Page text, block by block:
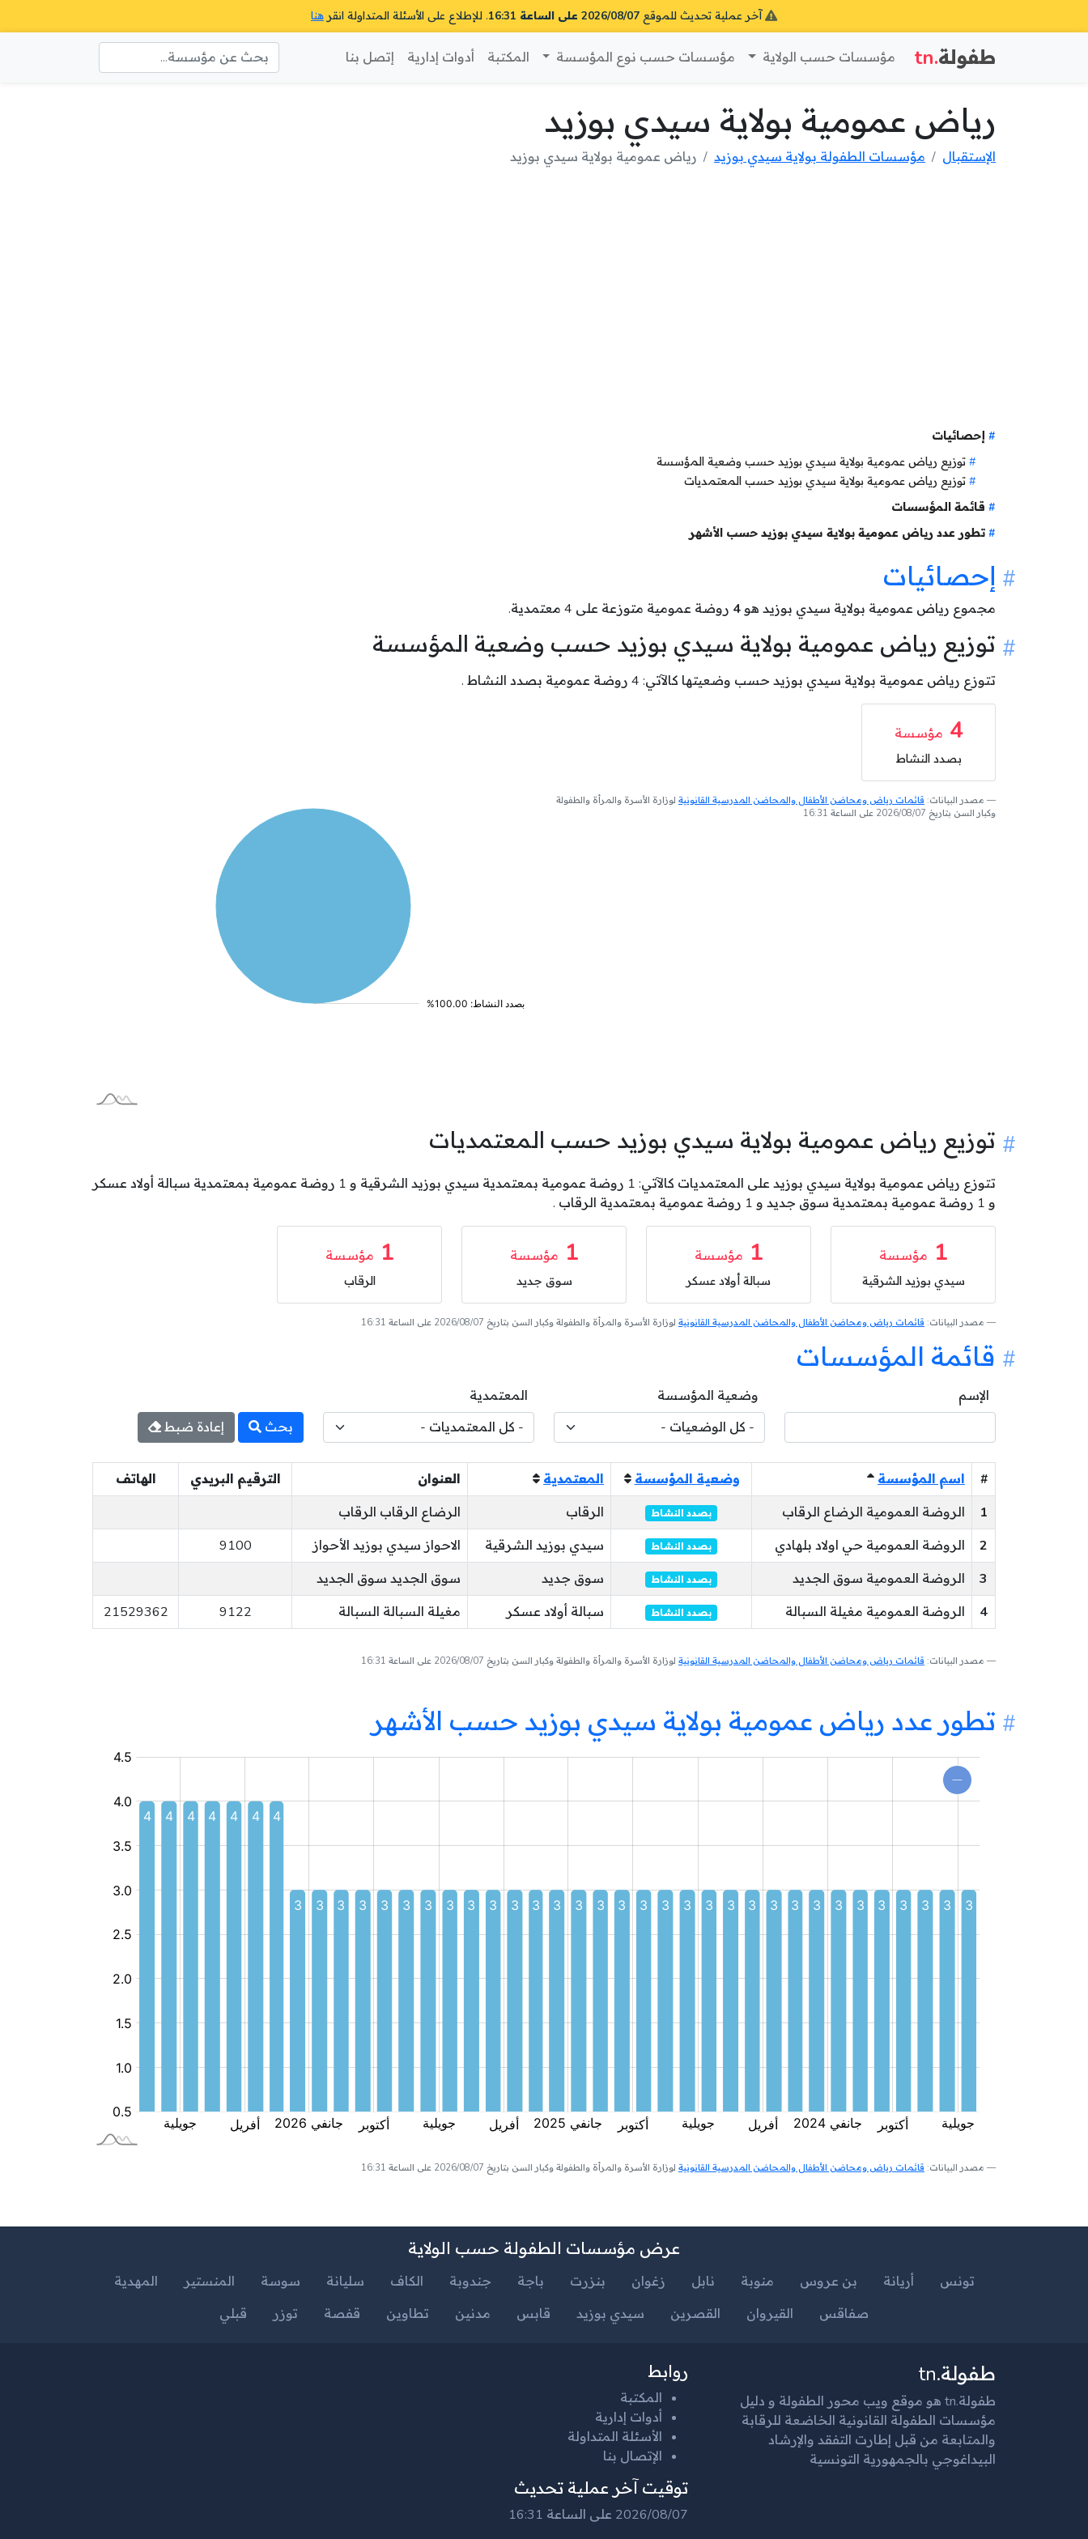
آخر عملية تحديث للموقع 2026/08/07 على الساعة 16:31 . للإطلاع على الأسئلة المتداولة انقر هنا
طفولة.tn مؤسسات حسب الولاية مؤسسات حسب نوع المؤسسة المكتبة أدوات إدارية إتصل بنا
رياض عمومية بولاية سيدي بوزيد
الإستقبال مؤسسات الطفولة بولاية سيدي بوزيد رياض عمومية بولاية سيدي بوزيد
إحصائيات
توزيع رياض عمومية بولاية سيدي بوزيد حسب وضعية المؤسسة
توزيع رياض عمومية بولاية سيدي بوزيد حسب المعتمديات
قائمة المؤسسات
تطور عدد رياض عمومية بولاية سيدي بوزيد حسب الأشهر
إحصائيات
مجموع رياض عمومية بولاية سيدي بوزيد هو 4 روضة عمومية متوزعة على 4 معتمدية.
توزيع رياض عمومية بولاية سيدي بوزيد حسب وضعية المؤسسة
تتوزع رياض عمومية بولاية سيدي بوزيد حسب وضعيتها كالآتي: 4 روضة عمومية بصدد النشاط .
4 مؤسسة
بصدد النشاط
مصدر البيانات: قائمات رياض ومحاضن الأطفال والمحاضن المدرسية القانونية لوزارة الأسرة والمرأة والطفولة
وكبار السن بتاريخ 2026/08/07 على الساعة 16:31
توزيع رياض عمومية بولاية سيدي بوزيد حسب المعتمديات
تتوزع رياض عمومية بولاية سيدي بوزيد على المعتمديات كالآتي: 1 روضة عمومية بمعتمدية سيدي بوزيد الشرقية و 1 روضة عمومية بمعتمدية سبالة أولاد عسكر
و 1 روضة عمومية بمعتمدية سوق جديد و 1 روضة عمومية بمعتمدية الرقاب .
1 مؤسسة
سيدي بوزيد الشرقية
1 مؤسسة
سبالة أولاد عسكر
1 مؤسسة
سوق جديد
1 مؤسسة
الرقاب
مصدر البيانات: قائمات رياض ومحاضن الأطفال والمحاضن المدرسية القانونية لوزارة الأسرة والمرأة والطفولة وكبار السن بتاريخ 2026/08/07 على الساعة 16:31
قائمة المؤسسات
الإسم وضعية المؤسسة
المعتمدية
بحث
إعادة ضبط
# اسم المؤسسة وضعية المؤسسة المعتمدية العنوان الترقيم البريدي
الهاتف
1
الروضة العمومية الرضاع الرقاب بصدد النشاط الرقاب
الرضاع الرقاب الرقاب
2
الروضة العمومية حي اولاد بلهادي بصدد النشاط سيدي بوزيد الشرقية الاحواز سيدي بوزيد الأحواز
9100
3
الروضة العمومية سوق الجديد بصدد النشاط سوق جديد
سوق الجديد سوق الجديد
4
الروضة العمومية مغيلة السبالة بصدد النشاط سبالة أولاد عسكر مغيلة السبالة السبالة 9122
21529362
مصدر البيانات: قائمات رياض ومحاضن الأطفال والمحاضن المدرسية القانونية لوزارة الأسرة والمرأة والطفولة وكبار السن بتاريخ 2026/08/07 على الساعة 16:31
تطور عدد رياض عمومية بولاية سيدي بوزيد حسب الأشهر
روضة
مصدر البيانات: قائمات رياض ومحاضن الأطفال والمحاضن المدرسية القانونية لوزارة الأسرة والمرأة والطفولة وكبار السن بتاريخ 2026/08/07 على الساعة 16:31
عرض مؤسسات الطفولة حسب الولاية
تونس أريانة بن عروس منوبة نابل زغوان بنزرت باجة جندوبة الكاف سليانة سوسة المنستير
المهدية
صفاقس
القيروان القصرين سيدي بوزيد قابس مدنين تطاوين قفصة توزر قبلي
طفولة.tn
طفولة.tn هو موقع ويب محور الطفولة و دليل
مؤسسات الطفولة القانونية الخاضعة للرقابة
والمتابعة من قبل إطارت التفقد والإرشاد
البيداغوجي بالجمهورية التونسية
روابط
المكتبة
أدوات إدارية
الأسئلة المتداولة
الإتصال بنا
توقيت آخر عملية تحديث
2026/08/07 على الساعة 16:31